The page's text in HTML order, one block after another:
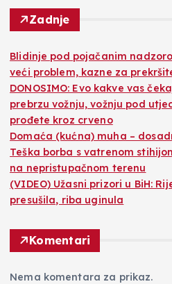
Zadnje
Blidinje pod pojačanim
veći problem, kazne za
DONOSIMO: Evo kakve vas
prebrzu vožnju, vožnju pod
prođete kroz crveno
Domaća (kućna) muha –
Teška borba s vatrenom
na nepristupačnom terenu
(VIDEO) Užasni prizori u BiH:
presušila, riba uginula
Komentari
Nema komentara za prikaz.